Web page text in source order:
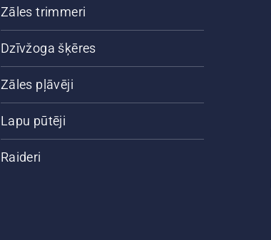
Zāles trimmeri
Dzīvžoga šķēres
Zāles pļāvēji
Lapu pūtēji
Raideri